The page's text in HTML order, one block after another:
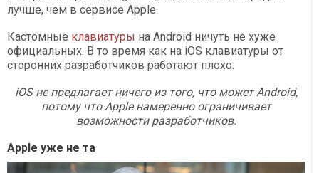
лучше, чем в сервисе Apple.
Кастомные клавиатуры на Android ничуть не хуже
официальных. В то время как на iOS клавиатуры от
сторонних разработчиков работают плохо.
iOS не предлагает ничего из того, что может Android,
потому что Apple намеренно ограничивает
возможности разработчиков.
Apple уже не та